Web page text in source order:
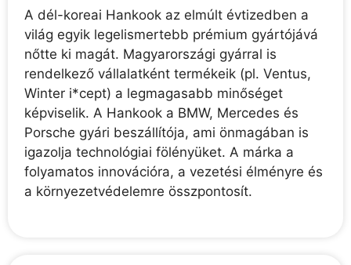
A dél-koreai Hankook az elmúlt évtizedben a
világ egyik legelismertebb prémium gyártójává
nőtte ki magát. Magyarországi gyárral is
rendelkező vállalatként termékeik (pl. Ventus,
Winter i*cept) a legmagasabb minőséget
képviselik. A Hankook a BMW, Mercedes és
Porsche gyári beszállítója, ami önmagában is
igazolja technológiai fölényüket. A márka a
folyamatos innovációra, a vezetési élményre és
a környezetvédelemre összpontosít.